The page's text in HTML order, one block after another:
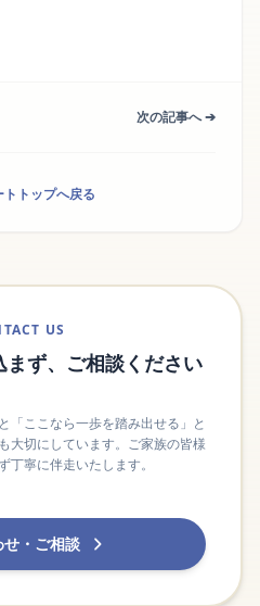
次の記事へ ➔
トップへ戻る
US
まず、ご相談ください
「ここなら一歩を踏み出せる」と
大切にしています。ご家族の皆様
丁寧に伴走いたします。
・ご相談